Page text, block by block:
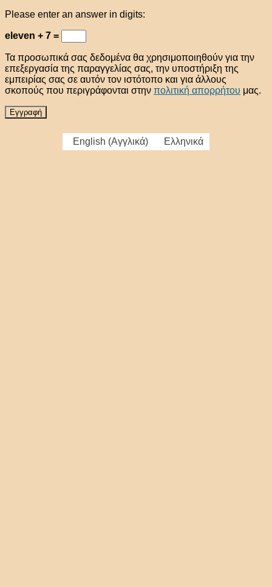
Please enter an answer in digits:
eleven + 7 =
Τα προσωπικά σας δεδομένα θα χρησιμοποιηθούν για την
επεξεργασία της παραγγελίας σας, την υποστήριξη της
εμπειρίας σας σε αυτόν τον ιστότοπο και για άλλους
σκοπούς που περιγράφονται στην πολιτική απορρήτου μας.
Εγγραφή
English (Αγγλικά) Ελληνικά